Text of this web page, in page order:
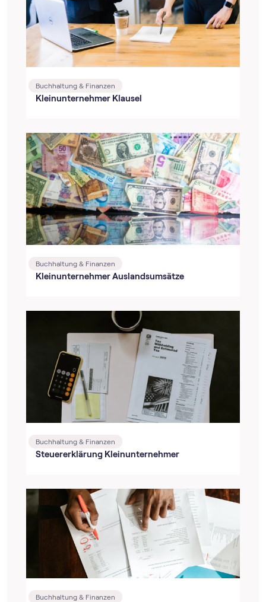
Buchhaltung & Finanzen
Kleinunternehmer Klausel
Buchhaltung & Finanzen
Kleinunternehmer Auslandsumsätze
Buchhaltung & Finanzen
Steuererklärung Kleinunternehmer
Buchhaltung & Finanzen